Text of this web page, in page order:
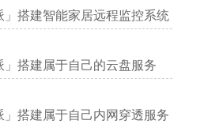
」搭建智能家居远程监控系统
」搭建属于自己的云盘服务
」搭建属于自己内网穿透服务